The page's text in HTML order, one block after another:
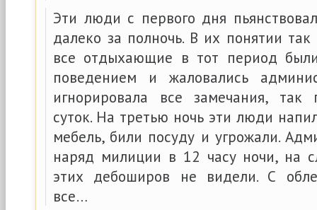
Эти люди с первого дня
далеко за полночь. В их понятии
все отдыхающие в тот период
поведением и жаловались
игнорировала все замечания, так
суток. На третью ночь эти люди
мебель, били посуду и угрожали.
наряд милиции в 12 часу ночи, на
этих дебоширов не видели. С
все…